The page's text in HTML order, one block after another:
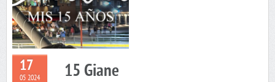
17
05 2024 15 Giane